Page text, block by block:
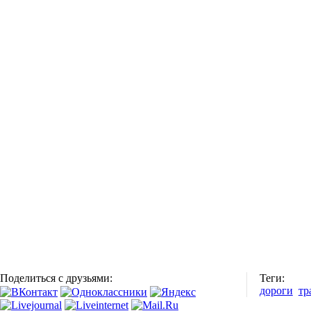
Поделиться с друзьями:
Теги:
дороги